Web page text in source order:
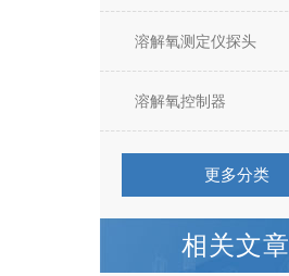
溶解氧测定仪探头
溶解氧控制器
更多分类
相关文章